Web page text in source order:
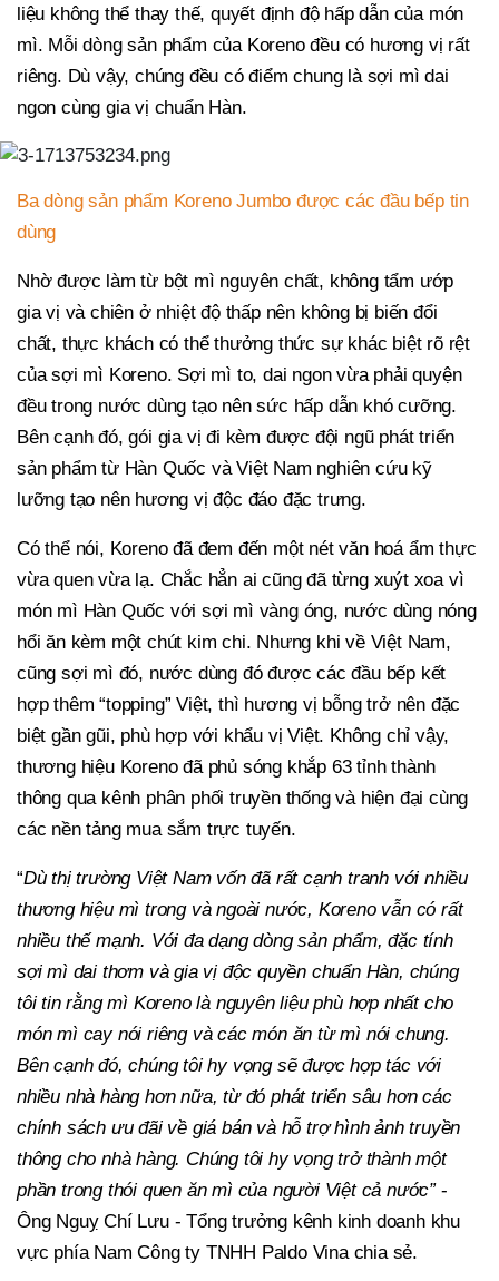
liệu không thể thay thế, quyết định độ hấp dẫn của món
mì. Mỗi dòng sản phẩm của Koreno đều có hương vị rất
riêng. Dù vậy, chúng đều có điểm chung là sợi mì dai
ngon cùng gia vị chuẩn Hàn.
Ba dòng sản phẩm Koreno Jumbo được các đầu bếp tin
dùng
Nhờ được làm từ bột mì nguyên chất, không tẩm ướp
gia vị và chiên ở nhiệt độ thấp nên không bị biến đổi
chất, thực khách có thể thưởng thức sự khác biệt rõ rệt
của sợi mì Koreno. Sợi mì to, dai ngon vừa phải quyện
đều trong nước dùng tạo nên sức hấp dẫn khó cưỡng.
Bên cạnh đó, gói gia vị đi kèm được đội ngũ phát triển
sản phẩm từ Hàn Quốc và Việt Nam nghiên cứu kỹ
lưỡng tạo nên hương vị độc đáo đặc trưng.
Có thể nói, Koreno đã đem đến một nét văn hoá ẩm thực
vừa quen vừa lạ. Chắc hẳn ai cũng đã từng xuýt xoa vì
món mì Hàn Quốc với sợi mì vàng óng, nước dùng nóng
hổi ăn kèm một chút kim chi. Nhưng khi về Việt Nam,
cũng sợi mì đó, nước dùng đó được các đầu bếp kết
hợp thêm “topping” Việt, thì hương vị bỗng trở nên đặc
biệt gần gũi, phù hợp với khẩu vị Việt. Không chỉ vậy,
thương hiệu Koreno đã phủ sóng khắp 63 tỉnh thành
thông qua kênh phân phối truyền thống và hiện đại cùng
các nền tảng mua sắm trực tuyến.
“Dù thị trường Việt Nam vốn đã rất cạnh tranh với nhiều
thương hiệu mì trong và ngoài nước, Koreno vẫn có rất
nhiều thế mạnh. Với đa dạng dòng sản phẩm, đặc tính
sợi mì dai thơm và gia vị độc quyền chuẩn Hàn, chúng
tôi tin rằng mì Koreno là nguyên liệu phù hợp nhất cho
món mì cay nói riêng và các món ăn từ mì nói chung.
Bên cạnh đó, chúng tôi hy vọng sẽ được hợp tác với
nhiều nhà hàng hơn nữa, từ đó phát triển sâu hơn các
chính sách ưu đãi về giá bán và hỗ trợ hình ảnh truyền
thông cho nhà hàng. Chúng tôi hy vọng trở thành một
phần trong thói quen ăn mì của người Việt cả nước”-
Ông Nguỵ Chí Lưu - Tổng trưởng kênh kinh doanh khu
vực phía Nam Công ty TNHH Paldo Vina chia sẻ.